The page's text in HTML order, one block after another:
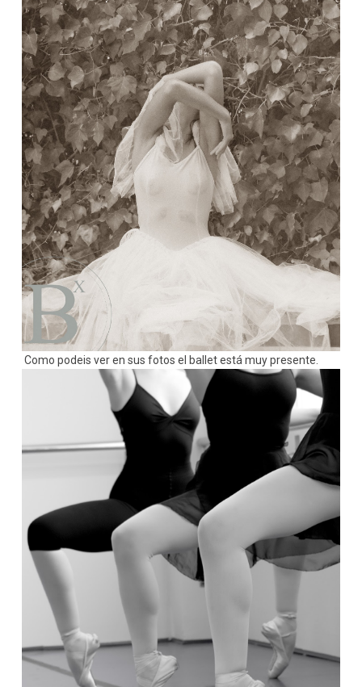
Como podeis ver en sus fotos el ballet está muy presente.